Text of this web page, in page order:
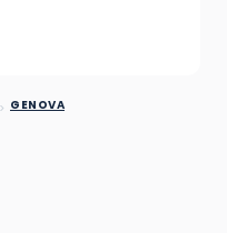
GENOVA